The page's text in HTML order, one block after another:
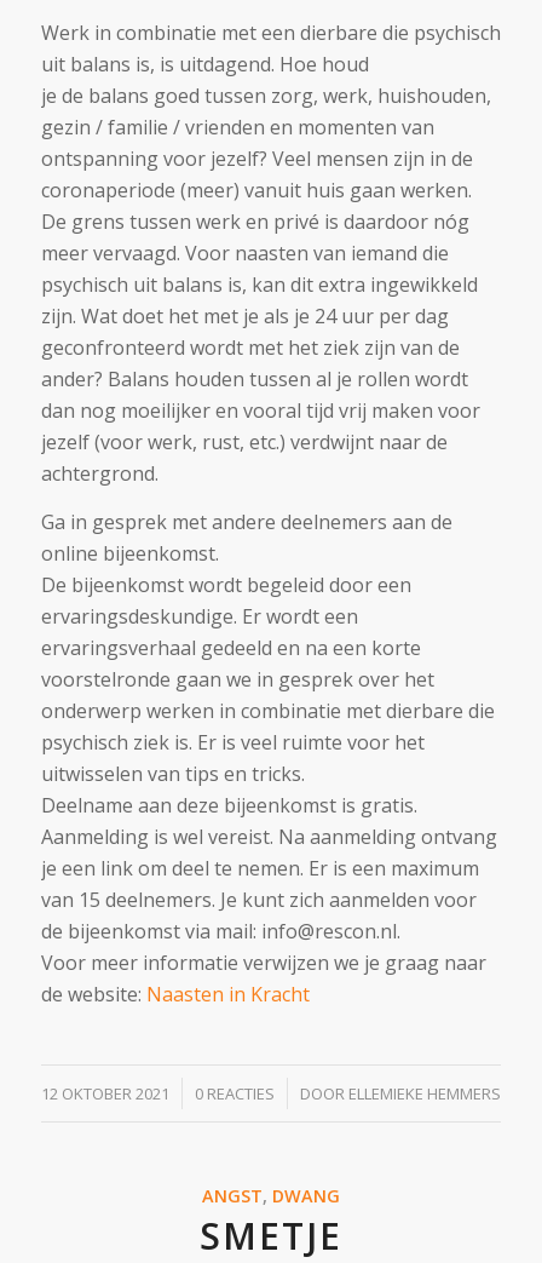
Werk in combinatie met een dierbare die psychisch
uit balans is, is uitdagend. Hoe houd
je de balans goed tussen zorg, werk, huishouden,
gezin / familie / vrienden en momenten van
ontspanning voor jezelf? Veel mensen zijn in de
coronaperiode (meer) vanuit huis gaan werken.
De grens tussen werk en privé is daardoor nóg
meer vervaagd. Voor naasten van iemand die
psychisch uit balans is, kan dit extra ingewikkeld
zijn. Wat doet het met je als je 24 uur per dag
geconfronteerd wordt met het ziek zijn van de
ander? Balans houden tussen al je rollen wordt
dan nog moeilijker en vooral tijd vrij maken voor
jezelf (voor werk, rust, etc.) verdwijnt naar de
achtergrond.
Ga in gesprek met andere deelnemers aan de
online bijeenkomst.
De bijeenkomst wordt begeleid door een
ervaringsdeskundige. Er wordt een
ervaringsverhaal gedeeld en na een korte
voorstelronde gaan we in gesprek over het
onderwerp werken in combinatie met dierbare die
psychisch ziek is. Er is veel ruimte voor het
uitwisselen van tips en tricks.
Deelname aan deze bijeenkomst is gratis.
Aanmelding is wel vereist. Na aanmelding ontvang
je een link om deel te nemen. Er is een maximum
van 15 deelnemers. Je kunt zich aanmelden voor
de bijeenkomst via mail: info@rescon.nl.
Voor meer informatie verwijzen we je graag naar
de website: Naasten in Kracht
12 OKTOBER 2021
/ 0 REACTIES
/ DOOR ELLEMIEKE HEMMERS
ANGST, DWANG
SMETJE